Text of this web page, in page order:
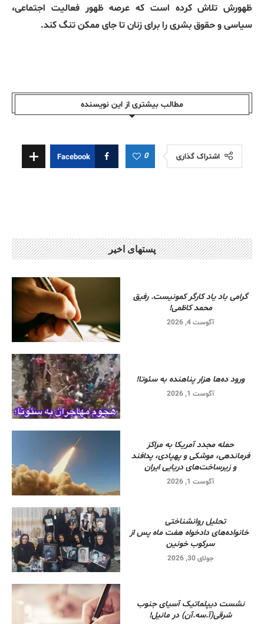
ظهورش تلاش کرده است که عرصه ظهور فعالیت اجتماعی،
سیاسی و حقوق بشری را برای زنان تا جای ممکن تنگ کند.
مطالب بیشتری از این نویسندە
اشتراک گذاری 0
Facebook
پستهای اخیر
گرامی باد یاد کارگر کمونیست. رفیق
محمد کاظمی!
آگوست 4, 2026
ورود ده‌ها هزار پناهنده به سئوتا!
آگوست 1, 2026
حمله مجدد آمریکا به مراکز
فرماندهی، موشکی و پهپادی، پدافند
و زیرساخت‌های دریایی ایران
آگوست 1, 2026
تحلیل روانشناختی
خانواده‌های دادخواه هفت ماه پس از
سرکوب خونین
جولای 30, 2026
نشست دیپلماتیک آسیای جنوب
شرقی‌(آ.سه.آن) در مانیل!